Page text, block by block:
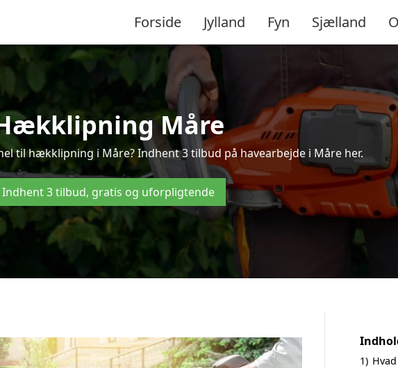
Forside Jylland Fyn Sjælland
Måre
til hækklipning i Måre? Indhent 3 tilbud på havearbejde i Måre her.
Indhent 3 tilbud, gratis og uforpligtende
1)